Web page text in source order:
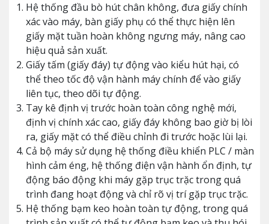
Hệ thống đầu bò hút chân không, đưa giấy chính
xác vào máy, bàn giấy phụ có thể thực hiện lên
giấy mặt tuần hoàn không ngưng máy, nâng cao
hiệu quả sản xuất.
Giấy tấm (giấy đáy) tự động vào kiểu hút hại, có
thể theo tốc độ vận hành máy chính để vào giấy
liên tục, theo dõi tự động.
Tay kê định vị trước hoàn toàn công nghệ mới,
định vị chính xác cao, giấy đáy không bao giờ bị lòi
ra, giấy mặt có thể điều chỉnh đi trước hoặc lùi lại.
Cả bộ máy sử dụng hệ thống điều khiển PLC / màn
hình cảm éng, hệ thống điện vận hành ổn định, tự
động báo động khi máy gặp trục trặc trong quá
trình đang hoạt động và chỉ rõ vị trí gặp trục trặc.
Hệ thống bạm keo hoàn toàn tự động, trong quá